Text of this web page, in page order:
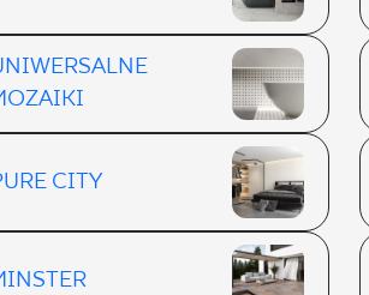
CITY